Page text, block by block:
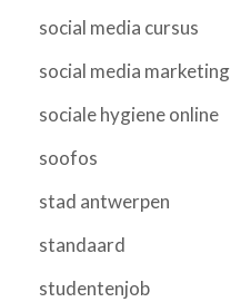
social media cursus
social media marketing
sociale hygiene online
soofos
stad antwerpen
standaard
studentenjob